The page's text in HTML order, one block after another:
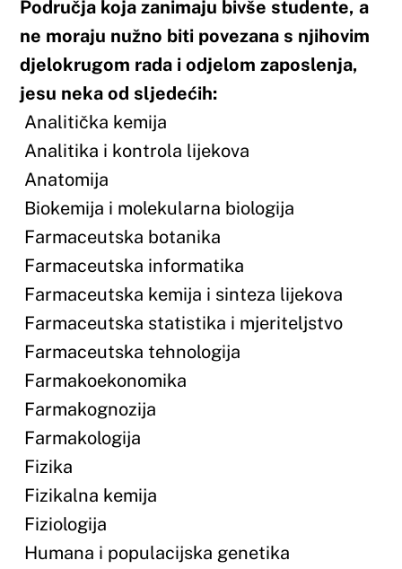
Fiziologija
Humana i populacijska genetika
Klinička farmacija i farmakoterapija
Ljekarnička skrb
Medicinska biokemija i hematologija
Mikrobiologija
Opća i anorganska kemija
Organska kemija
Patofiziologija i patologija
Toksikologija
Zdravstveno zakonodavstvo
Tijela Sveučilišta
Osiguranje kvalitete
Studentski zbor